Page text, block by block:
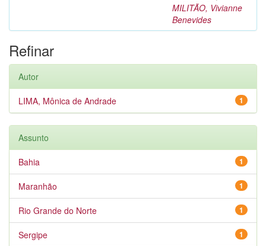
MILITÃO, Vivianne
Benevides
Refinar
Autor
1
LIMA, Mônica de Andrade
Assunto
1
Bahia
1
Maranhão
1
Rio Grande do Norte
1
Sergipe